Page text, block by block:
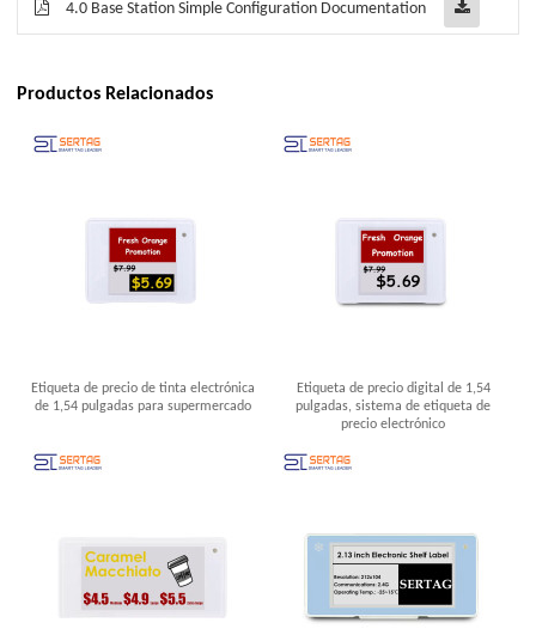
4.0 Base Station Simple Configuration Documentation
Productos Relacionados
Etiqueta de precio de tinta electrónica
de 1,54 pulgadas para supermercado
Etiqueta de precio digital de 1,54
pulgadas, sistema de etiqueta de
precio electrónico